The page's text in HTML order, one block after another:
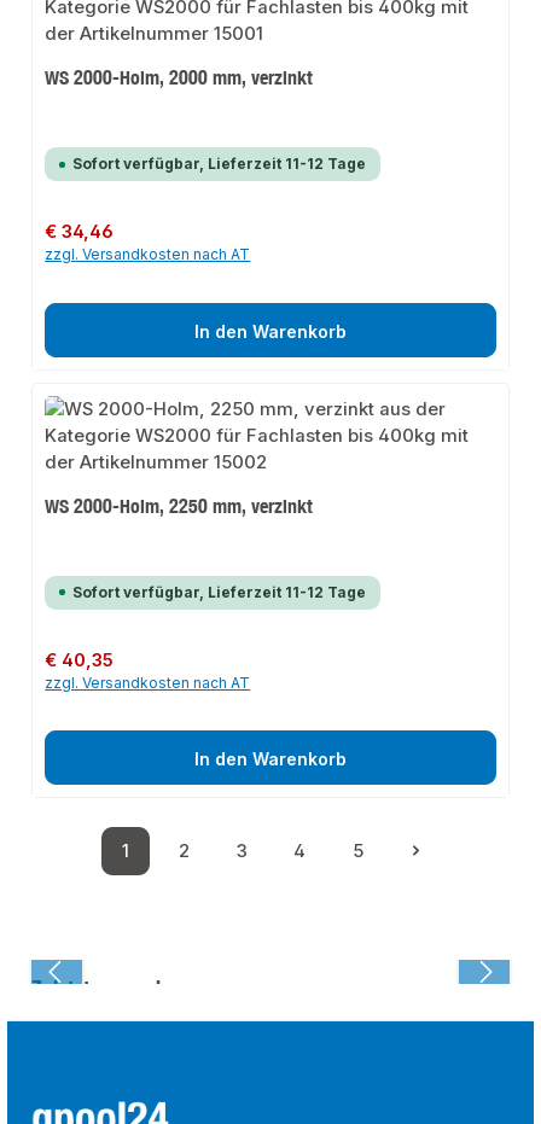
WS 2000-Holm, 2000 mm, verzinkt
Sofort verfügbar, Lieferzeit 11-12 Tage
Regulärer Preis:
€ 34,46
zzgl. Versandkosten nach AT
In den Warenkorb
WS 2000-Holm, 2250 mm, verzinkt
Sofort verfügbar, Lieferzeit 11-12 Tage
Regulärer Preis:
€ 40,35
zzgl. Versandkosten nach AT
In den Warenkorb
Seite
1
Seite
2
Seite
3
Seite
4
Seite
5
Zuletzt angesehen: